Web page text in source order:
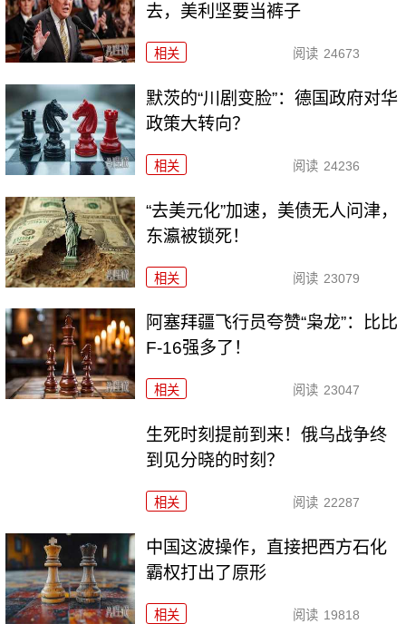
去，美利坚要当裤子
相关 阅读 24673
默茨的“川剧变脸”：德国政府对华
政策大转向？
相关 阅读 24236
“去美元化”加速，美债无人问津，
东瀛被锁死！
相关 阅读 23079
阿塞拜疆飞行员夸赞“枭龙”：比比
F-16强多了！
相关 阅读 23047
生死时刻提前到来！俄乌战争终
到见分晓的时刻？
相关 阅读 22287
中国这波操作，直接把西方石化
霸权打出了原形
相关 阅读 19818